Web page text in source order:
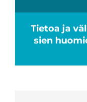
Tie­toa ja
sien